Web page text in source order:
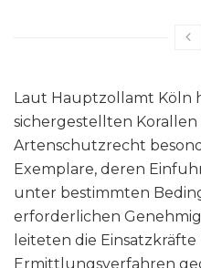
Laut Hauptzollamt Köln
sichergestellten
Artenschutzrecht
Exemplare, deren
unter bestimmten
erforderlichen
leiteten die
Ermittlungsverfahren